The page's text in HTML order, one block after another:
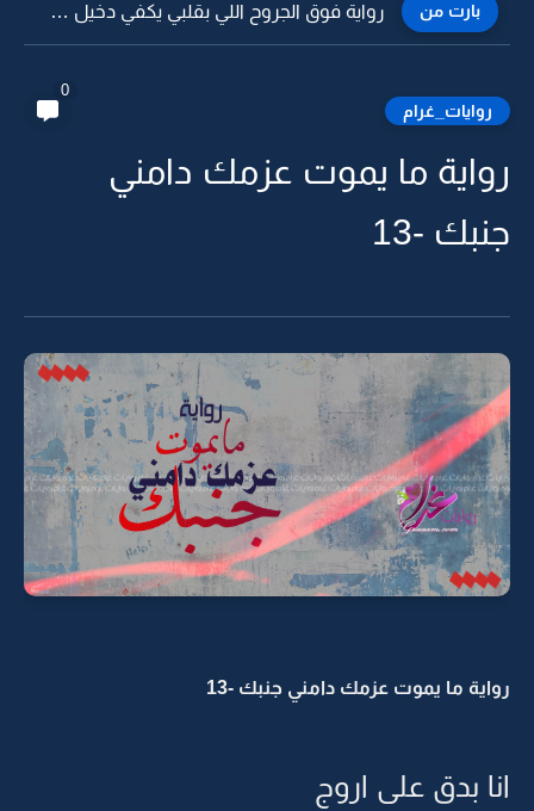
بارت من رواية فوق الجروح اللي بقلبي يكفي دخيل الله لا تجرحوني...
روايات_غرام
0
رواية ما يموت عزمك دامني
جنبك -13
رواية ما يموت عزمك دامني جنبك -13
انا بدق على اروج